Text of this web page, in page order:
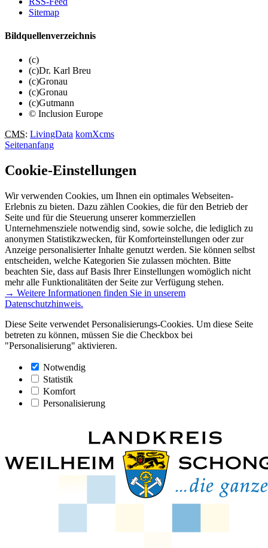
Sitemap
Bildquellenverzeichnis
(c)
(c)Dr. Karl Breu
(c)Gronau
(c)Gronau
(c)Gutmann
© Inclusion Europe
CMS: LivingData komXcms
Seitenanfang
Cookie-Einstellungen
Wir verwenden Cookies, um Ihnen ein optimales Webseiten-
Erlebnis zu bieten. Dazu zählen Cookies, die für den Betrieb der
Seite und für die Steuerung unserer kommerziellen
Unternehmensziele notwendig sind, sowie solche, die lediglich zu
anonymen Statistikzwecken, für Komforteinstellungen oder zur
Anzeige personalisierter Inhalte genutzt werden. Sie können selbst
entscheiden, welche Kategorien Sie zulassen möchten. Bitte
beachten Sie, dass auf Basis Ihrer Einstellungen womöglich nicht
mehr alle Funktionalitäten der Seite zur Verfügung stehen.
→ Weitere Informationen finden Sie in unserem
Datenschutzhinweis.
Diese Seite verwendet Personalisierungs-Cookies. Um diese Seite
betreten zu können, müssen Sie die Checkbox bei
"Personalisierung" aktivieren.
Notwendig
Statistik
Komfort
Personalisierung